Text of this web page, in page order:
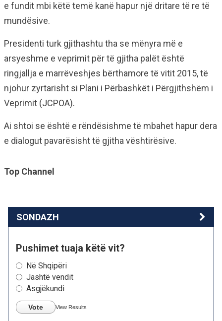
e fundit mbi këtë temë kanë hapur një dritare të re të
mundësive.
Presidenti turk gjithashtu tha se mënyra më e
arsyeshme e veprimit për të gjitha palët është
ringjallja e marrëveshjes bërthamore të vitit 2015, të
njohur zyrtarisht si Plani i Përbashkët i Përgjithshëm i
Veprimit (JCPOA).
Ai shtoi se është e rëndësishme të mbahet hapur dera
e dialogut pavarësisht të gjitha vështirësive.
Top Channel
SONDAZH
Pushimet tuaja këtë vit?
Në Shqipëri
Jashtë vendit
Asgjëkundi
Vote View Results